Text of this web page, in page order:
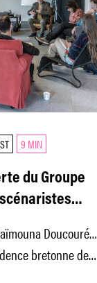
9 MIN
du Groupe
Doucouré…
bretonne de